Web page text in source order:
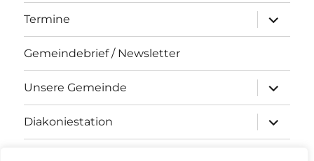
Termine
öffnen
Gemeindebrief / Newsletter
Unsere Gemeinde
öffnen
Diakoniestation
öffnen